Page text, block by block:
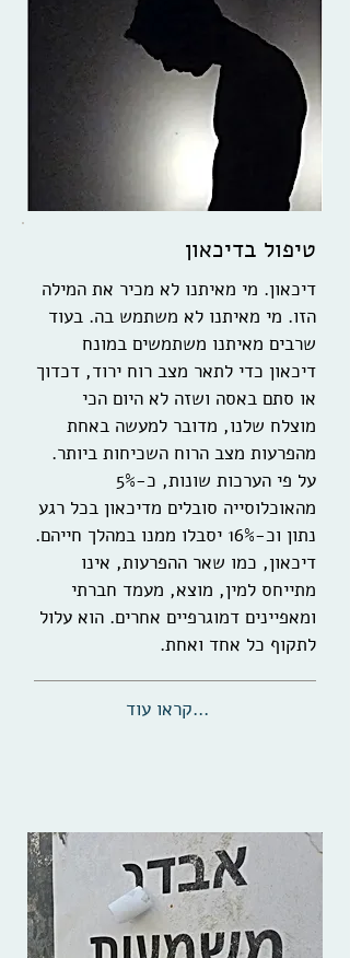
טיפול בדיכאון
דיכאון. מי מאיתנו לא מכיר את המילה
הזו. מי מאיתנו לא משתמש בה. בעוד
שרבים מאיתנו משתמשים במונח
דיכאון כדי לתאר מצב רוח ירוד, דכדוך
או סתם באסה ושזה לא היום הכי
מוצלח שלנו, מדובר למעשה באחת
מהפרעות מצב הרוח השכיחות ביותר.
על פי הערכות שונות, כ-5%
מהאוכלוסייה סובלים מדיכאון בכל רגע
נתון וכ-16% יסבלו ממנו במהלך חייהם.
דיכאון, כמו שאר ההפרעות, אינו
מתייחס למין, מוצא, מעמד חברתי
ומאפיינים דמוגרפיים אחרים. הוא עלול
לתקוף כל אחד ואחת.
...קראו עוד